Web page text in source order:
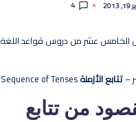
4
الخامس عشر من دروس قواعد اللغة
–تتابع الأزمنة
من تتابع